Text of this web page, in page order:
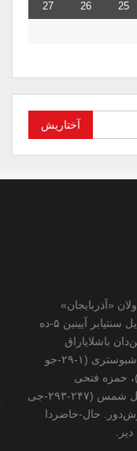
25
26
27
«آذربایجان»
روزنامه‌سی نین بیرینجی سایی ۱۹۴۵-جی ایل سنتیابر آیینین ۵-ده
باشلایاراق
آذربایجان دیلین‌ده بوراخیلیردی. حاجی علی شبوستری (۱-۲۹-جو
جی سایلار)، حمزه فتحی
خوشگینابی (۱۵۲-۲۴۶-جی سایلار)، اسماعیل شمس (۲۴۷-۲۹۳-جی
حال-حاضردا